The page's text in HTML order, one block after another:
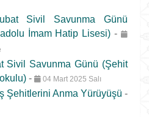
Sivil Savunma Günü
İmam Hatip Lisesi)-
Sivil Savunma Günü (Şehit
- 04 Mart 2025 Salı
Şehitlerini Anma Yürüyüşü -